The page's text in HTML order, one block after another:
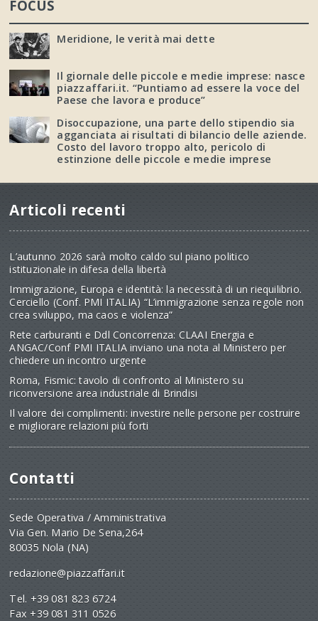
FOCUS
Meridione, le verità mai dette
Il giornale delle piccole e medie imprese: nasce
piazzaffari.it. “Puntiamo ad essere la voce del
Paese che lavora e produce”
Disoccupazione, una parte dello stipendio sia
agganciata ai risultati di bilancio delle aziende.
Costo del lavoro troppo alto, pericolo di
estinzione delle piccole e medie imprese
Articoli recenti
L’autunno 2026 sarà molto caldo sul piano politico
istituzionale in difesa della libertà
Immigrazione, Europa e identità: la necessità di un riequilibrio.
Cerciello (Conf. PMI ITALIA) “L’immigrazione senza regole non
crea sviluppo, ma caos e violenza”
Rete carburanti e Ddl Concorrenza: CLAAI Energia e
ANGAC/Conf PMI ITALIA inviano una nota al Ministero per
chiedere un incontro urgente
Roma, Fismic: tavolo di confronto al Ministero su
riconversione area industriale di Brindisi
Il valore dei complimenti: investire nelle persone per costruire
e migliorare relazioni più forti
Contatti
Sede Operativa / Amministrativa
Via Gen. Mario De Sena,264
80035 Nola (NA)
redazione@piazzaffari.it
Tel. +39 081 823 6724
Fax +39 081 311 0526